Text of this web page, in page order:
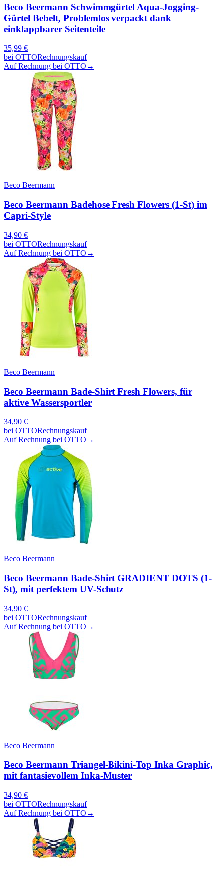
Beco Beermann Schwimmgürtel Aqua-Jogging-
Gürtel Bebelt, Problemlos verpackt dank
einklappbarer Seitenteile
35,99 €
bei OTTORechnungskauf
Auf Rechnung bei OTTO →
Beco Beermann
Beco Beermann Badehose Fresh Flowers (1-St) im
Capri-Style
34,90 €
bei OTTORechnungskauf
Auf Rechnung bei OTTO →
Beco Beermann
Beco Beermann Bade-Shirt Fresh Flowers, für
aktive Wassersportler
34,90 €
bei OTTORechnungskauf
Auf Rechnung bei OTTO →
Beco Beermann
Beco Beermann Bade-Shirt GRADIENT DOTS (1-
St), mit perfektem UV-Schutz
34,90 €
bei OTTORechnungskauf
Auf Rechnung bei OTTO →
Beco Beermann
Beco Beermann Triangel-Bikini-Top Inka Graphic,
mit fantasievollem Inka-Muster
34,90 €
bei OTTORechnungskauf
Auf Rechnung bei OTTO →